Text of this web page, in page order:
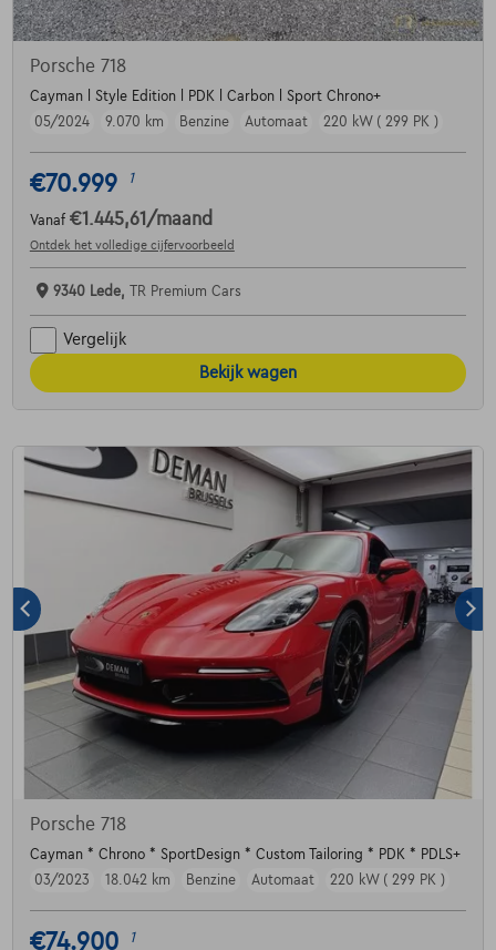
Porsche 718
Cayman l Style Edition l PDK l Carbon l Sport Chrono+
05/2024
9.070 km Benzine Automaat 220 kW ( 299 PK )
€70.999 1
Vanaf €1.445,61 /maand
Ontdek het volledige cijfervoorbeeld
9340 Lede, TR Premium Cars
Vergelijk
Bekijk wagen
Porsche 718
Cayman * Chrono * SportDesign * Custom Tailoring * PDK * PDLS+
03/2023
18.042 km Benzine Automaat 220 kW ( 299 PK )
€74.900 1